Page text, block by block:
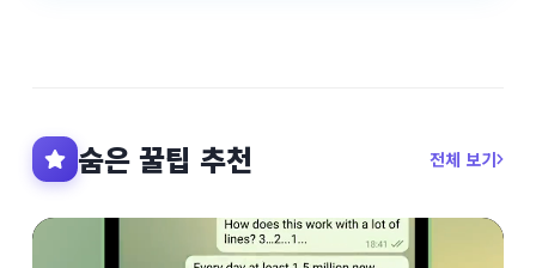
숨은 꿀팁 추천 전체 보기